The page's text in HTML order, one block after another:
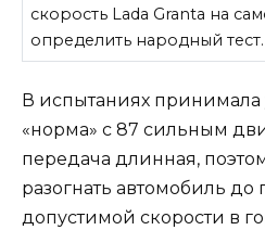
скорость Lada Granta на
определить народный тест.
В испытаниях принимала
«норма» с 87 сильным
передача длинная,
разогнать автомобиль до
допустимой скорости в